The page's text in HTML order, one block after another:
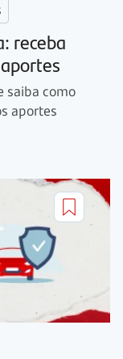
receba
saiba como
aportes